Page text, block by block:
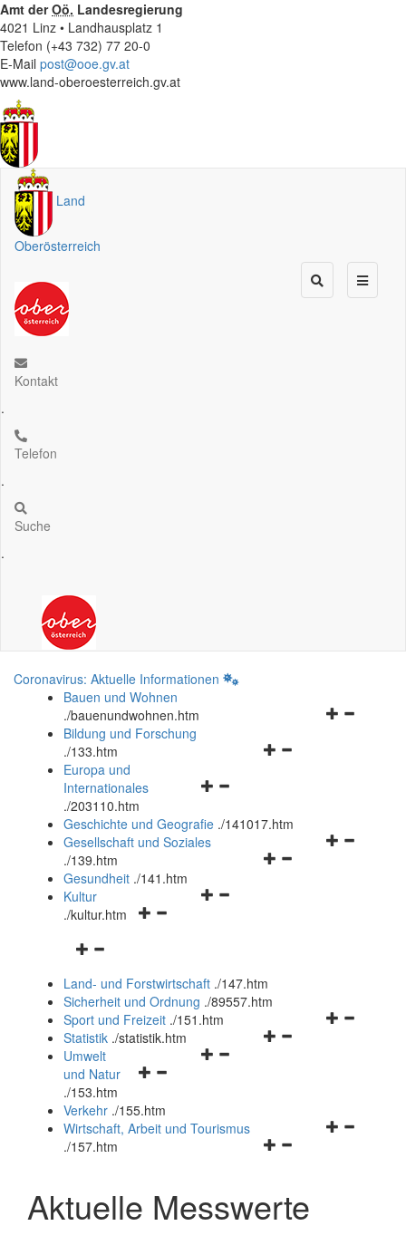
Amt derOö. Landesregierung
4021 Linz • Landhausplatz 1
Telefon (+43 732) 77 20-0
E-Mail post@ooe.gv.at
www.land-oberoesterreich.gv.at
Land
Oberösterreich
Kontakt
.
Telefon
.
Suche
.
Coronavirus: Aktuelle Informationen
Bauen und Wohnen
./bauenundwohnen.htm
Navigationsmenü
Bildung und Forschung
./133.htm
Navigationsmenü
und
schließen
Europa und
Internationales
./203110.htm
Geschichte und Geografie ./141017.htm
Navigationsmenü
Gesellschaft und Soziales
./139.htm
Navigationsmenü
Gesundheit ./141.htm
Navigationsmenü
Kultur
./kultur.htm
Navigationsmenü
und
schließen
Land- und Forstwirtschaft ./147.htm
Sicherheit und Ordnung ./89557.htm
Navigationsmenü
Sport und Freizeit ./151.htm
Navigationsmenü
Statistik ./statistik.htm
Navigationsmenü
und
schließen
Umwelt
und Natur
./153.htm
Verkehr ./155.htm
Navigationsmenü
schließen
Wirtschaft, Arbeit und Tourismus
./157.htm
Aktuelle Messwerte